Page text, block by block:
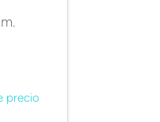
precio